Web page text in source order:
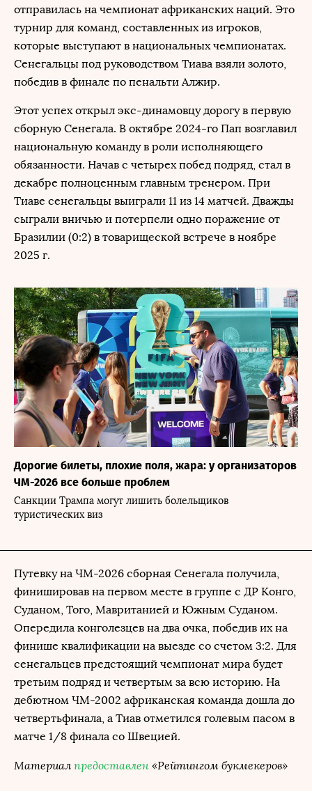
отправилась на чемпионат африканских наций. Это
турнир для команд, составленных из игроков,
которые выступают в национальных чемпионатах.
Сенегальцы под руководством Тиава взяли золото,
победив в финале по пенальти Алжир.
Этот успех открыл экс-динамовцу дорогу в первую
сборную Сенегала. В октябре 2024-го Пап возглавил
национальную команду в роли исполняющего
обязанности. Начав с четырех побед подряд, стал в
декабре полноценным главным тренером. При
Тиаве сенегальцы выиграли 11 из 14 матчей. Дважды
сыграли вничью и потерпели одно поражение от
Бразилии (0:2) в товарищеской встрече в ноябре
2025 г.
Дорогие билеты, плохие поля, жара: у организаторов
ЧМ-2026 все больше проблем
Санкции Трампа могут лишить болельщиков
туристических виз
Путевку на ЧМ-2026 сборная Сенегала получила,
финишировав на первом месте в группе с ДР Конго,
Суданом, Того, Мавританией и Южным Суданом.
Опередила конголезцев на два очка, победив их на
финише квалификации на выезде со счетом 3:2. Для
сенегальцев предстоящий чемпионат мира будет
третьим подряд и четвертым за всю историю. На
дебютном ЧМ-2002 африканская команда дошла до
четвертьфинала, а Тиав отметился голевым пасом в
матче 1/8 финала со Швецией.
Материалпредоставлен«Рейтингом букмекеров»